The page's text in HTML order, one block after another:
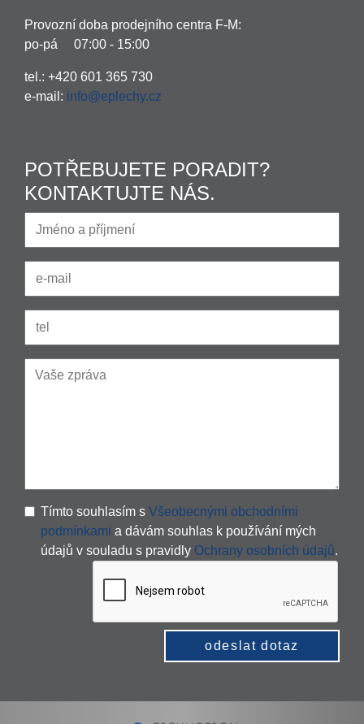
Provozní doba prodejního centra F-M:
po-pá 07:00 - 15:00
tel.: +420 601 365 730
e-mail: info@eplechy.cz
POTŘEBUJETE PORADIT?
KONTAKTUJTE NÁS.
Tímto souhlasím s Všeobecnými obchodními
podmínkami a dávám souhlas k používání mých
údajů v souladu s pravidly Ochrany osobních údajů.
odeslat dotaz